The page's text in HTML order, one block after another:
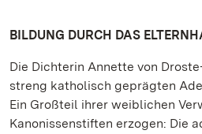
BILDUNG DURCH DAS
Die Dichterin Annette von
streng katholisch geprägten
Ein Großteil ihrer weiblichen
Kanonissenstiften erzogen: Die